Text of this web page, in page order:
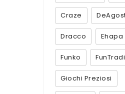
Craze
Dracco Ehapa
Funko
Giochi Preziosi